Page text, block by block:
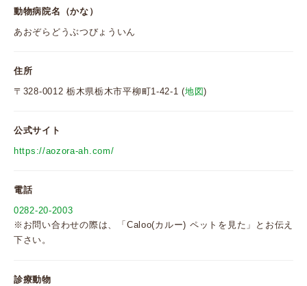
動物病院名（かな）
あおぞらどうぶつびょういん
住所
〒328-0012 栃木県栃木市平柳町1-42-1 (地図)
公式サイト
https://aozora-ah.com/
電話
0282-20-2003
※お問い合わせの際は、「Caloo(カルー) ペットを見た」とお伝え
下さい。
診療動物